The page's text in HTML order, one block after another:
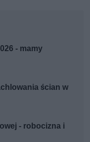
- mamy
ścian w
- robocizna i